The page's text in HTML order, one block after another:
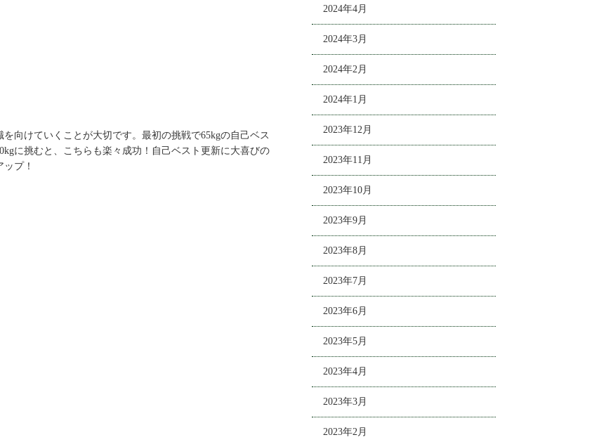
向けていくことが大切です。最初の挑戦で65kgの自己ベス
に挑むと、こちらも楽々成功！自己ベスト更新に大喜びの
プ！
2024年4月
2024年3月
2024年2月
2024年1月
2023年12月
2023年11月
2023年10月
2023年9月
2023年8月
2023年7月
2023年6月
2023年5月
2023年4月
2023年3月
2023年2月